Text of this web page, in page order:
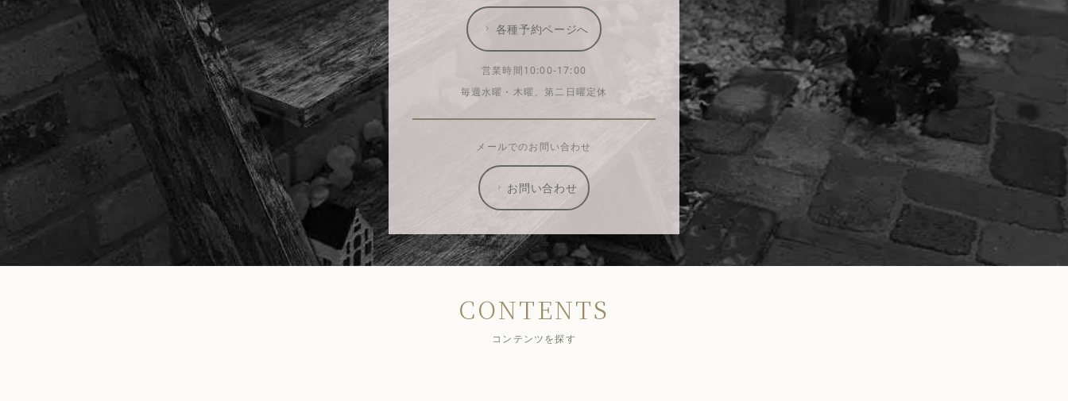
各種予約ページへ
営業時間10:00-17:00
毎週水曜・木曜、第二日曜定休
メールでのお問い合わせ
お問い合わせ
CONTENTS
コンテンツを探す